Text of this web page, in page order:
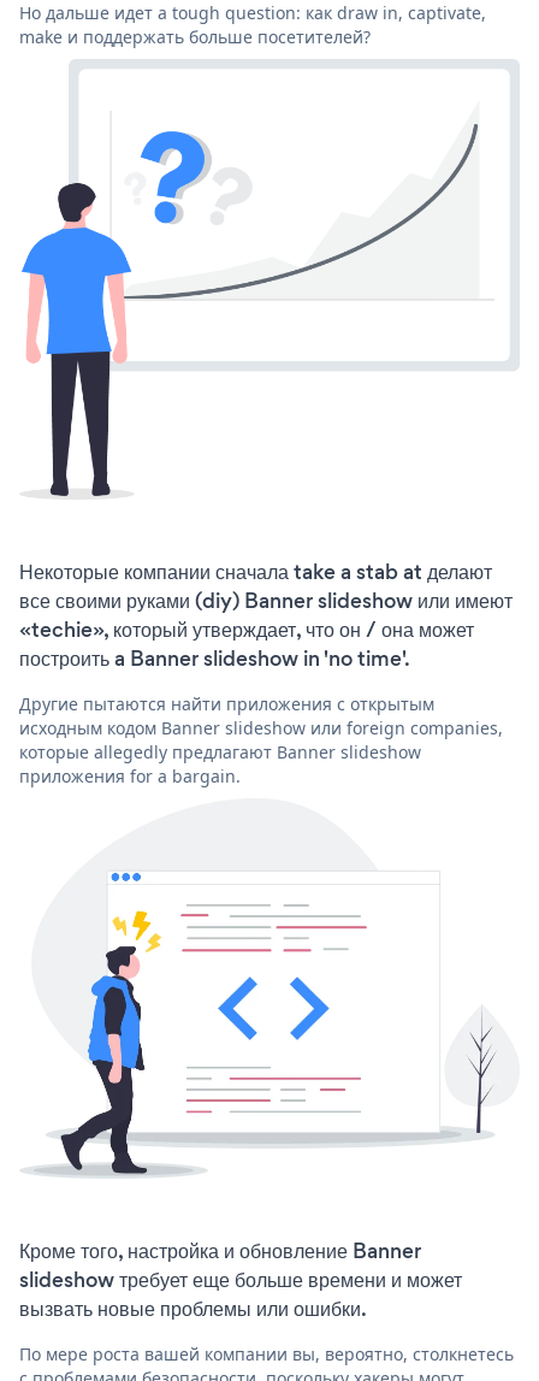
Но дальше идет a tough question: как draw in, captivate,
make и поддержать больше посетителей?
Некоторые компании сначала take a stab at делают
все своими руками (diy) Banner slideshow или имеют
«techie», который утверждает, что он / она может
построить a Banner slideshow in 'no time'.
Другие пытаются найти приложения с открытым
исходным кодом Banner slideshow или foreign companies,
которые allegedly предлагают Banner slideshow
приложения for a bargain.
Кроме того, настройка и обновление Banner
slideshow требует еще больше времени и может
вызвать новые проблемы или ошибки.
По мере роста вашей компании вы, вероятно, столкнетесь